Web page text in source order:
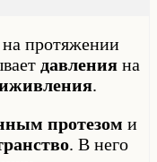
на протяжении
давления на
.
протезом и
. В него